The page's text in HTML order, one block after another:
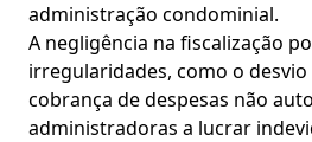
administração condominial.
A negligência na fiscalização
irregularidades, como o
cobrança de despesas não
administradoras a lucrar